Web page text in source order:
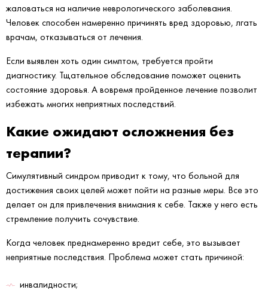
жаловаться на наличие неврологического заболевания.
Человек способен намеренно причинять вред здоровью, лгать
врачам, отказываться от лечения.
Если выявлен хоть один симптом, требуется пройти
диагностику. Тщательное обследование поможет оценить
состояние здоровья. А вовремя пройденное лечение позволит
избежать многих неприятных последствий.
Какие ожидают осложнения без
терапии?
Симулятивный синдром приводит к тому, что больной для
достижения своих целей может пойти на разные меры. Все это
делает он для привлечения внимания к себе. Также у него есть
стремление получить сочувствие.
Когда человек преднамеренно вредит себе, это вызывает
неприятные последствия. Проблема может стать причиной:
инвалидности;